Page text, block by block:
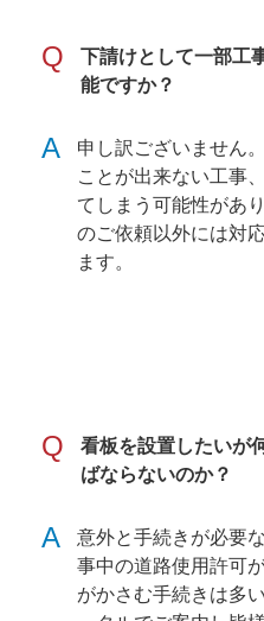
Q
下請けとして一部工
能ですか？
A
申し訳ございません
ことが出来ない工事
てしまう可能性があ
のご依頼以外には対
ます。
Q
看板を設置したいが
ばならないのか？
A
意外と手続きが必要
事中の道路使用許可
がかさむ手続きは多